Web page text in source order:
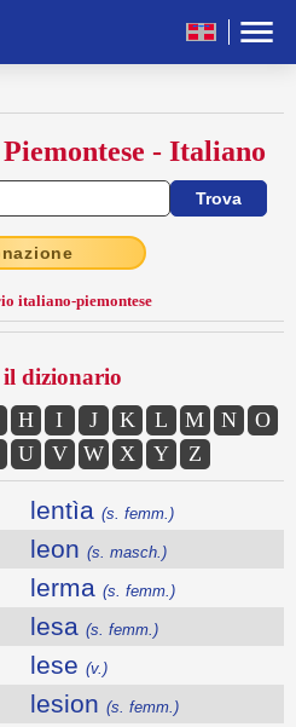
- Italiano
italiano-piemontese
il dizionario
H I J K L M N
O
U V W X Y Z
lentìa (s. femm.)
leon (s. masch.)
lerma (s. femm.)
lesa (s. femm.)
lese (v.)
lesion (s. femm.)